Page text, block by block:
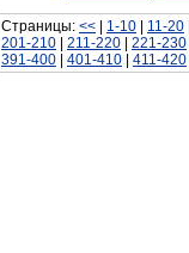
Страницы: << 1-10 11-20
201-210
211-220 221-230
391-400
401-410 411-420